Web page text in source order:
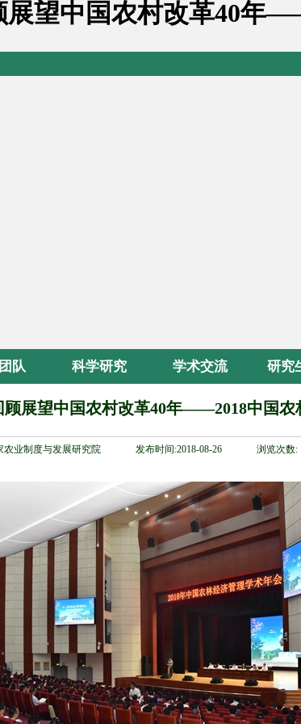
展望中国农村改革40年
队 科学研究 学术交流 研究
顾展望中国农村改革40年——2018中国
农业制度与发展研究院 发布时间:2018-08-26 浏览次数: